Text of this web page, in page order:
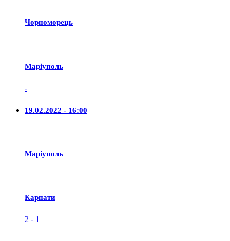
Чорноморець
Маріуполь
-
19.02.2022 - 16:00
Маріуполь
Карпати
2 - 1